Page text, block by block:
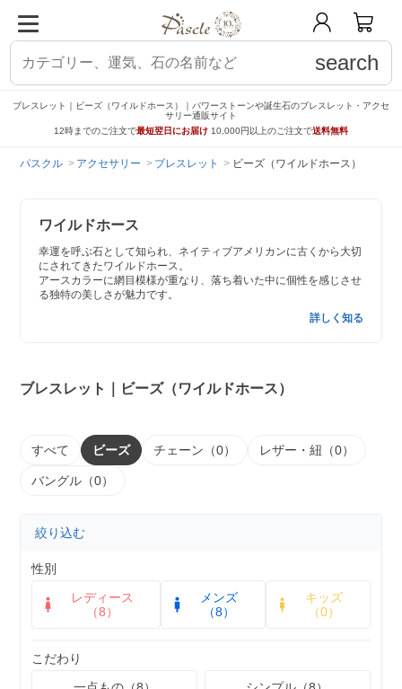
search
ブレスレット｜ビーズ（ワイルドホース）｜パワーストーンや誕生石のブレスレット・アクセ
サリー通販サイト
12時までのご注文で最短翌日にお届け 10,000円以上のご注文で送料無料
パスクル アクセサリー ブレスレット ビーズ（ワイルドホース）
ワイルドホース
幸運を呼ぶ石として知られ、ネイティブアメリカンに古くから大切
にされてきたワイルドホース。
アースカラーに網目模様が重なり、落ち着いた中に個性を感じさせ
る独特の美しさが魅力です。
詳しく知る
ブレスレット｜ビーズ（ワイルドホース）
すべて ビーズ チェーン（0） レザー・紐（0）
バングル（0）
絞り込む
性別
レディース
（8）
メンズ
（8）
キッズ
（0）
こだわり